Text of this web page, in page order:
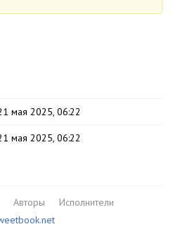
мая 2025, 06:22
мая 2025, 06:22
Авторы
Исполнители